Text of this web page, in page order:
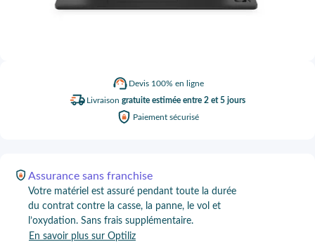
Devis 100% en ligne
Livraison gratuite estimée entre 2 et 5 jours
Paiement sécurisé
Assurance sans franchise
Votre matériel est assuré pendant toute la durée
du contrat contre la casse, la panne, le vol et
l’oxydation. Sans frais supplémentaire.
En savoir plus sur Optiliz